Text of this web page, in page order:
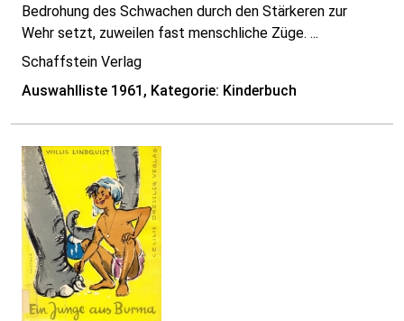
Bedrohung des Schwachen durch den Stärkeren zur
Wehr setzt, zuweilen fast menschliche Züge. ...
Schaffstein Verlag
Auswahlliste 1961, Kategorie: Kinderbuch